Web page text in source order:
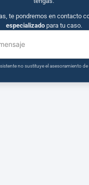
te pondremos en contacto
especializadopara tu caso.
no sustituye el asesoramiento